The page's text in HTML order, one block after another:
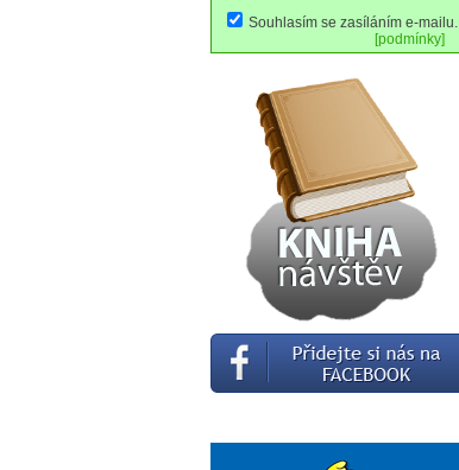
Souhlasím se zasíláním e-mailu.
[podmínky]